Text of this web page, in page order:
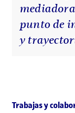
punto de
y
Trabajas y